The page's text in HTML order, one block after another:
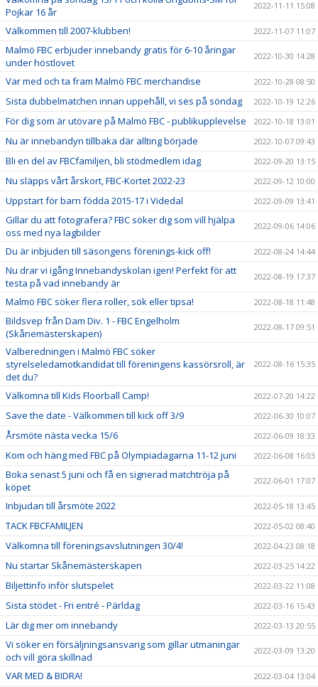
Pojkar 16 år
2022-11-11 15:08
Välkommen till 2007-klubben! 2022-11-07 11:07
Malmö FBC erbjuder innebandy gratis för 6-10 åringar
under höstlovet
2022-10-30 14:28
Var med och ta fram Malmö FBC merchandise 2022-10-28 08:50
Sista dubbelmatchen innan uppehåll, vi ses på söndag 2022-10-19 12:26
För dig som är utövare på Malmö FBC - publikupplevelse 2022-10-18 13:01
Nu är innebandyn tillbaka där allting började 2022-10-07 09:43
Bli en del av FBCfamiljen, bli stödmedlem idag 2022-09-20 13:15
Nu släpps vårt årskort, FBC-Kortet 2022-23 2022-09-12 10:00
Uppstart för barn födda 2015-17 i Videdal 2022-09-09 13:41
Gillar du att fotografera? FBC söker dig som vill hjälpa
oss med nya lagbilder
2022-09-06 14:06
Du är inbjuden till säsongens förenings-kick off! 2022-08-24 14:44
Nu drar vi igång Innebandyskolan igen! Perfekt för att
testa på vad innebandy är
2022-08-19 17:37
Malmö FBC söker flera roller, sök eller tipsa! 2022-08-18 11:48
Bildsvep från Dam Div. 1 - FBC Engelholm
(Skånemästerskapen)
2022-08-17 09:51
Valberedningen i Malmö FBC söker
styrelseledamotkandidat till föreningens kassörsroll, är
det du?
2022-08-16 15:35
Välkomna till Kids Floorball Camp! 2022-07-20 14:22
Save the date - Välkommen till kick off 3/9 2022-06-30 10:07
Årsmöte nästa vecka 15/6 2022-06-09 18:33
Kom och häng med FBC på Olympiadagarna 11-12 juni 2022-06-08 16:03
Boka senast 5 juni och få en signerad matchtröja på
köpet
2022-06-01 17:07
Inbjudan till årsmöte 2022 2022-05-18 13:45
TACK FBCFAMILJEN 2022-05-02 08:40
Välkomna till föreningsavslutningen 30/4! 2022-04-23 08:18
Nu startar Skånemästerskapen 2022-03-25 14:22
Biljettinfo inför slutspelet 2022-03-22 11:08
Sista stödet - Fri entré - Pärldag 2022-03-16 15:43
Lär dig mer om innebandy 2022-03-13 20:55
Vi söker en försäljningsansvarig som gillar utmaningar
och vill göra skillnad
2022-03-09 13:20
VAR MED & BIDRA! 2022-03-04 13:04